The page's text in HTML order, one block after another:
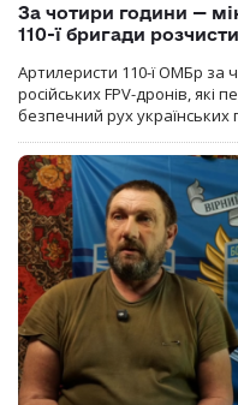
За чотири години —
110-ї бригади
Артилеристи 110-ї ОМБр за
російських FPV-дронів, які
безпечний рух українських